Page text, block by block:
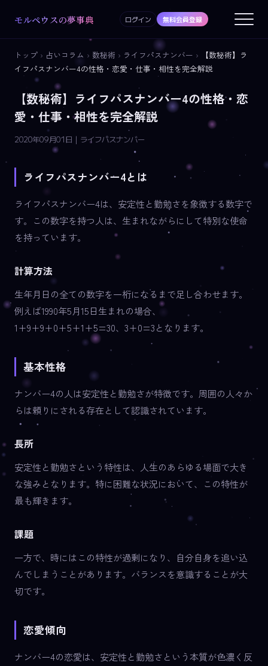
モルペウスの夢事典 ログイン 無料会員登録
トップ › 占いコラム › 数秘術 › ライフパスナンバー ›
【数秘術】ラ
イフパスナンバー4の性格・恋愛・仕事・相性を完全解説
【数秘術】ライフパスナンバー4の性格・恋
愛・仕事・相性を完全解説
2020年09月01日 | ライフパスナンバー
ライフパスナンバー4とは
ライフパスナンバー4は、安定性と勤勉さを象徴する数字で
す。この数字を持つ人は、生まれながらにして特別な使命
を持っています。
計算方法
生年月日の全ての数字を一桁になるまで足し合わせます。
例えば1990年5月15日生まれの場合、
1+9+9+0+5+1+5=30、3+0=3となります。
基本性格
ナンバー4の人は安定性と勤勉さが特徴です。周囲の人々か
らは頼りにされる存在として認識されています。
長所
安定性と勤勉さという特性は、人生のあらゆる場面で大き
な強みとなります。特に困難な状況において、この特性が
最も輝きます。
課題
一方で、時にはこの特性が過剰になり、自分自身を追い込
んでしまうことがあります。バランスを意識することが大
切です。
恋愛傾向
ナンバー4の恋愛は、安定性と勤勉さという本質が色濃く反